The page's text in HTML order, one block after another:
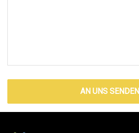
AN UNS SENDEN